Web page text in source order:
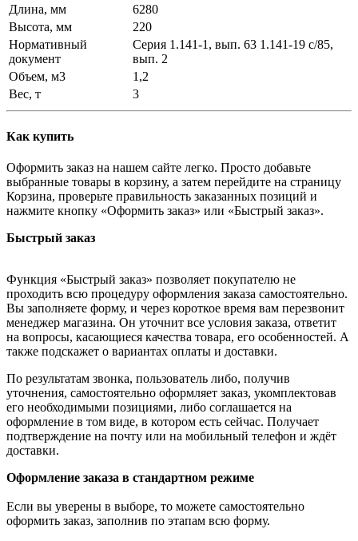
Длина, мм
6280
Высота, мм
220
Нормативный
документ
Серия 1.141-1, вып. 63 1.141-19 с/85,
вып. 2
Объем, м3
1,2
Вес, т
3
Как купить
Оформить заказ на нашем сайте легко. Просто добавьте
выбранные товары в корзину, а затем перейдите на страницу
Корзина, проверьте правильность заказанных позиций и
нажмите кнопку «Оформить заказ» или «Быстрый заказ».
Быстрый заказ
Функция «Быстрый заказ» позволяет покупателю не
проходить всю процедуру оформления заказа самостоятельно.
Вы заполняете форму, и через короткое время вам перезвонит
менеджер магазина. Он уточнит все условия заказа, ответит
на вопросы, касающиеся качества товара, его особенностей. А
также подскажет о вариантах оплаты и доставки.
По результатам звонка, пользователь либо, получив
уточнения, самостоятельно оформляет заказ, укомплектовав
его необходимыми позициями, либо соглашается на
оформление в том виде, в котором есть сейчас. Получает
подтверждение на почту или на мобильный телефон и ждёт
доставки.
Оформление заказа в стандартном режиме
Если вы уверены в выборе, то можете самостоятельно
оформить заказ, заполнив по этапам всю форму.